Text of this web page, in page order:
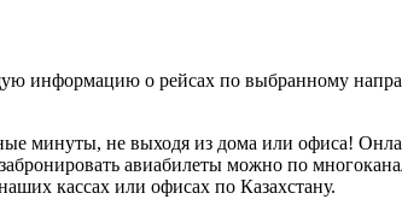
информацию о рейсах по выбранному
минуты, не выходя из дома или офиса!
авиабилеты можно по
кассах или офисах по Казахстану.